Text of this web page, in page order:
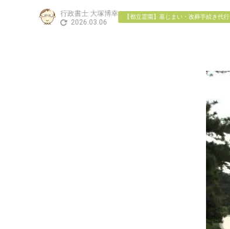
行政書士 大塚博幸
2026.03.06
【都立霊園】墓じまい・改葬手続き代行